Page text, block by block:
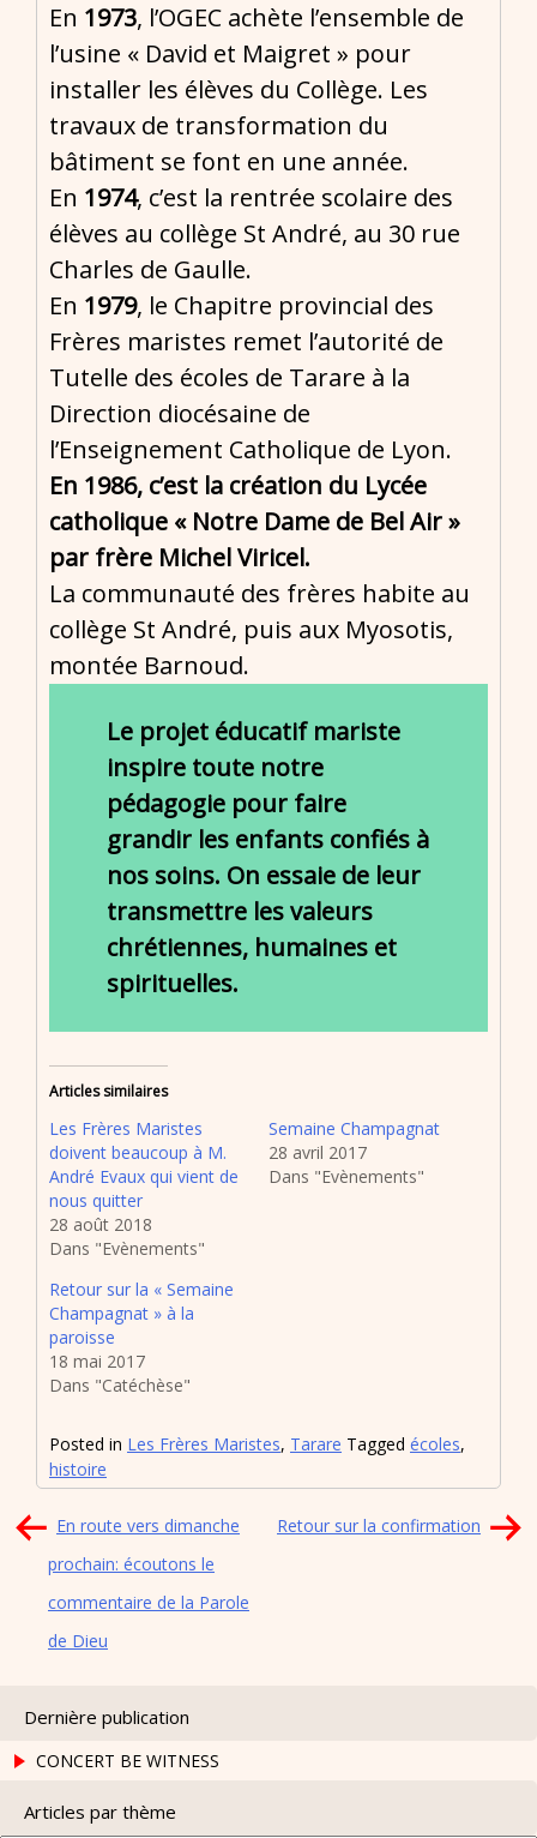
En 1973, l’OGEC achète l’ensemble de
l’usine « David et Maigret » pour
installer les élèves du Collège. Les
travaux de transformation du
bâtiment se font en une année.
En 1974, c’est la rentrée scolaire des
élèves au collège St André, au 30 rue
Charles de Gaulle.
En 1979, le Chapitre provincial des
Frères maristes remet l’autorité de
Tutelle des écoles de Tarare à la
Direction diocésaine de
l’Enseignement Catholique de Lyon.
En 1986, c’est la création du Lycée
catholique « Notre Dame de Bel Air »
par frère Michel Viricel.
La communauté des frères habite au
collège St André, puis aux Myosotis,
montée Barnoud.
Le projet éducatif mariste
inspire toute notre
pédagogie pour faire
grandir les enfants confiés à
nos soins. On essaie de leur
transmettre les valeurs
chrétiennes, humaines et
spirituelles.
Articles similaires
Les Frères Maristes
doivent beaucoup à M.
André Evaux qui vient de
nous quitter
28 août 2018
Dans "Evènements"
Semaine Champagnat
28 avril 2017
Dans "Evènements"
Retour sur la « Semaine
Champagnat » à la
paroisse
18 mai 2017
Dans "Catéchèse"
Posted in Les Frères Maristes, Tarare Tagged écoles,
histoire
Navigation
de
l’article
En route vers dimanche
prochain: écoutons le
commentaire de la Parole
de Dieu
Retour sur la confirmation
Dernière publication
CONCERT BE WITNESS
Articles par thème